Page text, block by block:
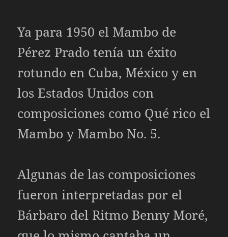
Ya para 1950 el Mambo de
Pérez Prado tenía un éxito
rotundo en Cuba, México y en
los Estados Unidos con
composiciones como Qué rico el
Mambo y Mambo No. 5.
Algunas de las composiciones
fueron interpretadas por el
Bárbaro del Ritmo Benny Moré,